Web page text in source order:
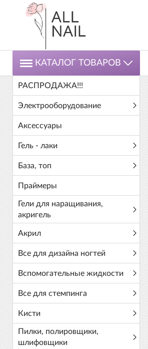
КАТАЛОГ ТОВАРОВ
РАСПРОДАЖА!!!
Электрооборудование
Аксессуары
Гель - лаки
База, топ
Праймеры
Гели для наращивания,
акригель
Акрил
Все для дизайна ногтей
Вспомогательные жидкости
Все для стемпинга
Кисти
Пилки, полировщики,
шлифовщики